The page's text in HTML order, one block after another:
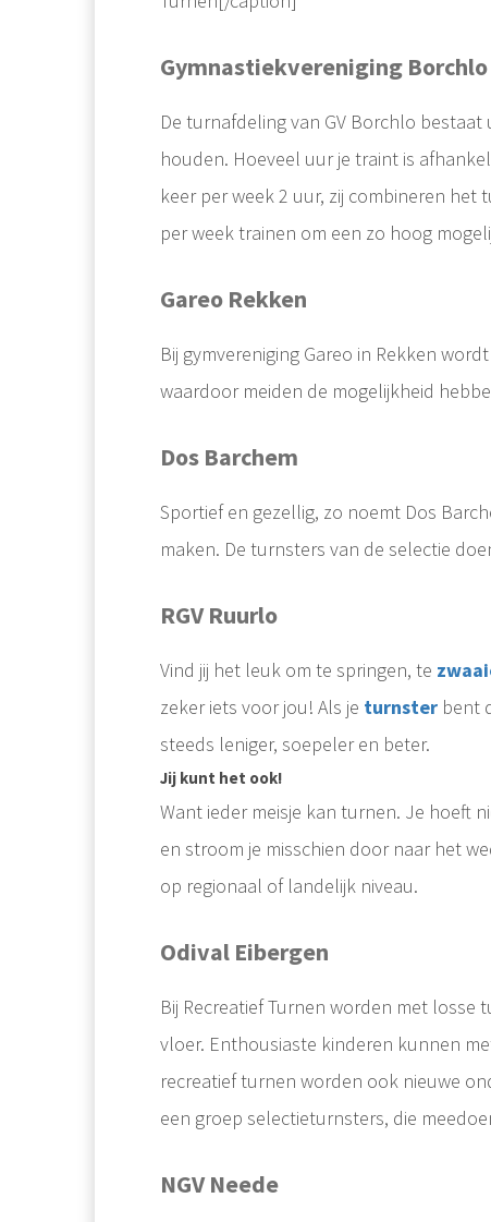
Gymnastiekvereniging Borchlo
De turnafdeling van GV Borchlo
houden. Hoeveel uur je traint is
keer per week 2 uur, zij combineren
per week trainen om een zo hoog
Gareo Rekken
Bij gymvereniging Gareo in Rekken
waardoor meiden de mogelijkheid
Dos Barchem
Sportief en gezellig, zo noemt Dos
maken. De turnsters van de selectie
RGV Ruurlo
Vind jij het leuk om te springen, te
zeker iets voor jou! Als je turnster bent
steeds leniger, soepeler en beter.
Jij kunt het ook!
Want ieder meisje kan turnen. Je hoeft
en stroom je misschien door naar het
op regionaal of landelijk niveau.
Odival Eibergen
Bij Recreatief Turnen worden met
vloer. Enthousiaste kinderen kunnen
recreatief turnen worden ook nieuwe
een groep selectieturnsters, die
NGV Neede